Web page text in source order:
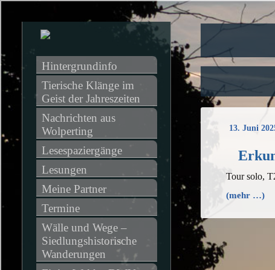
13. Juni
Tour solo,
(mehr …)
Hintergrundinfo
Tierische Klänge im
Geist der Jahreszeiten
Nachrichten aus
Wolperting
Lesespaziergänge
Lesungen
Meine Partner
Termine
Wälle und Wege –
Siedlungshistorische
Wanderungen